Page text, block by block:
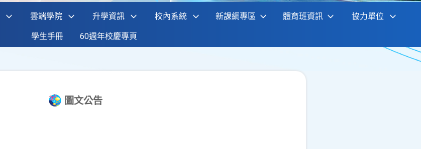
雲端學院 升學資訊 校內系統 新課綱專區 體育班資訊 協力單位
學生手冊 60週年校慶專頁
圖文公告